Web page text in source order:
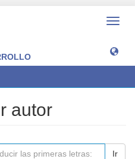
autor
Ir